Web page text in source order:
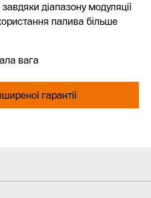
діапазону модуляції
палива більше
вага
гарантії